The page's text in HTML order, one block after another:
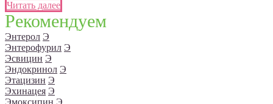
Читать далее
Рекомендуем
Энтерол Э
Энтерофурил Э
Эсвицин Э
Эндокринол Э
Этацизин Э
Эхинацея Э